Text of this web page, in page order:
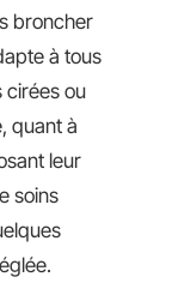
broncher
à tous
cirées ou
quant à
leur
soins